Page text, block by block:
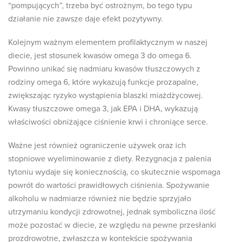
“pompujących”, trzeba być ostrożnym, bo tego typu
działanie nie zawsze daje efekt pozytywny.
Kolejnym ważnym elementem profilaktycznym w naszej
diecie, jest stosunek kwasów omega 3 do omega 6.
Powinno unikać się nadmiaru kwasów tłuszczowych z
rodziny omega 6, które wykazują funkcje prozapalne,
zwiększając ryzyko wystąpienia blaszki miażdżycowej.
Kwasy tłuszczowe omega 3, jak EPA i DHA, wykazują
właściwości obniżające ciśnienie krwi i chroniące serce.
Ważne jest również ograniczenie używek oraz ich
stopniowe wyeliminowanie z diety. Rezygnacja z palenia
tytoniu wydaje się koniecznością, co skutecznie wspomaga
powrót do wartości prawidłowych ciśnienia. Spożywanie
alkoholu w nadmiarze również nie będzie sprzyjało
utrzymaniu kondycji zdrowotnej, jednak symboliczna ilość
może pozostać w diecie, ze względu na pewne przesłanki
prozdrowotne, zwłaszcza w kontekście spożywania